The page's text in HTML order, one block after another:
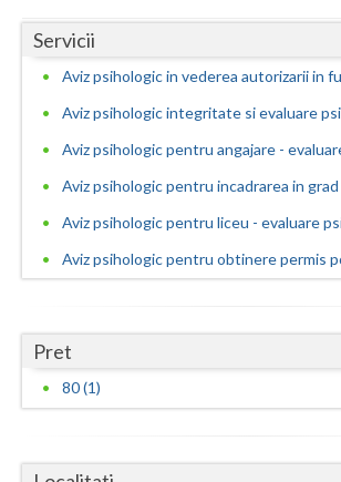
Galati
Giurgiu
Gorj
Ialomita
Ilfov
Maramures
Mures
Servicii
Aviz psihologic in vederea autorizarii in
Aviz psihologic integritate si evaluare
Aviz psihologic pentru angajare -
Aviz psihologic pentru incadrarea in grad
Aviz psihologic pentru liceu - evaluare
Aviz psihologic pentru obtinere permis
Aviz psihologic pentru ocuparea
Aviz psihologic pentru scoala - evaluare
Avize psihologice necesare la angajare si
Pret
80 (1)